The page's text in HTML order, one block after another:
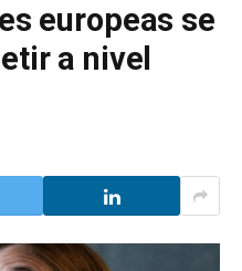
europeas se
a nivel